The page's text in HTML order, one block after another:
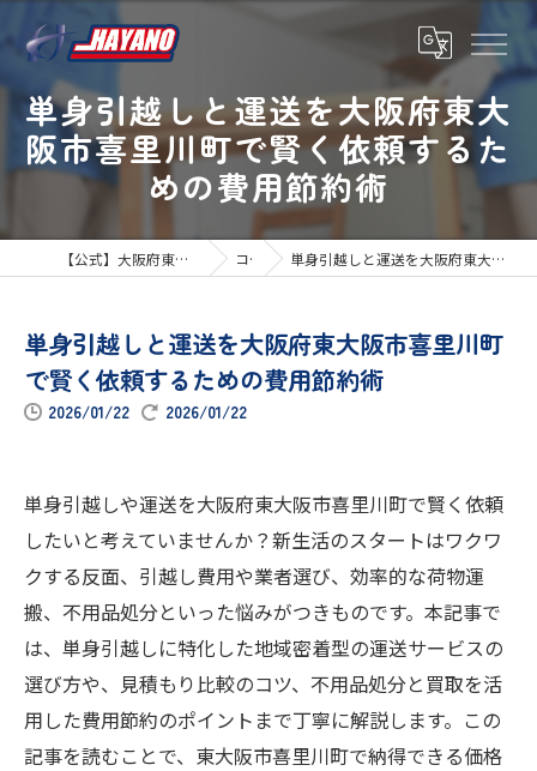
単身引越しと運送を大阪府東大
阪市喜里川町で賢く依頼するた
めの費用節約術
【公式】大阪府東大阪市の引越しならハヤノ運送 コラム 単身引越しと運送を大阪府東大阪市喜里川町で賢く依頼するための費用節約術
単身引越しと運送を大阪府東大阪市喜里川町
で賢く依頼するための費用節約術
2026/01/22 2026/01/22
単身引越しや運送を大阪府東大阪市喜里川町で賢く依頼
したいと考えていませんか？新生活のスタートはワクワ
クする反面、引越し費用や業者選び、効率的な荷物運
搬、不用品処分といった悩みがつきものです。本記事で
は、単身引越しに特化した地域密着型の運送サービスの
選び方や、見積もり比較のコツ、不用品処分と買取を活
用した費用節約のポイントまで丁寧に解説します。この
記事を読むことで、東大阪市喜里川町で納得できる価格